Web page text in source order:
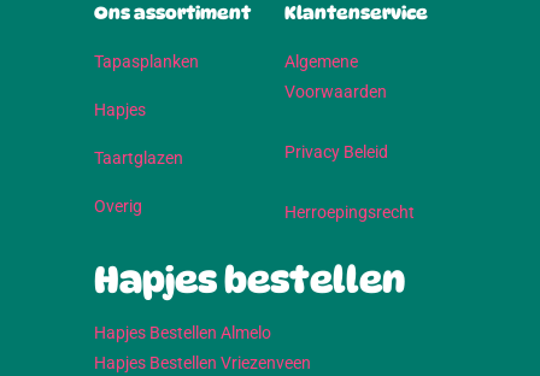
Ons assortiment
Tapasplanken
Hapjes
Taartglazen
Overig
Klantenservice
Algemene
Voorwaarden
Privacy Beleid
Herroepingsrecht
Hapjes bestellen
Hapjes Bestellen Almelo
Hapjes Bestellen Vriezenveen